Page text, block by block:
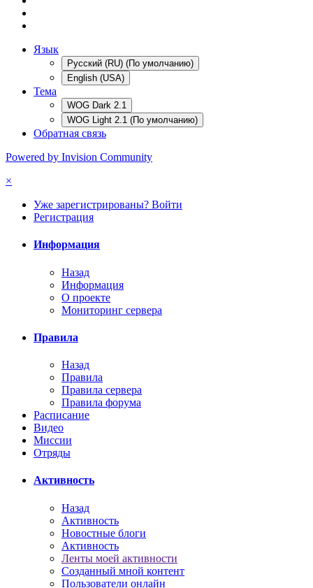
Язык
Русский (RU) (По умолчанию)
English (USA)
Тема
WOG Dark 2.1
WOG Light 2.1 (По умолчанию)
Обратная связь
Powered by Invision Community
×
Уже зарегистрированы? Войти
Регистрация
Информация
Назад
Информация
О проекте
Мониторинг сервера
Правила
Назад
Правила
Правила сервера
Правила форума
Расписание
Видео
Миссии
Отряды
Активность
Назад
Активность
Новостные блоги
Активность
Ленты моей активности
Созданный мной контент
Пользователи онлайн